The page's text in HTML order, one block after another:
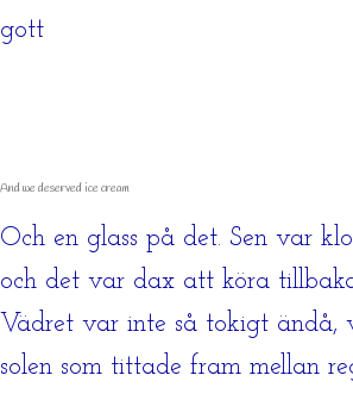
gott
And we deserved ice cream
Och en glass på det. Sen var
och det var dax att köra
Vädret var inte så tokigt ändå,
solen som tittade fram mellan